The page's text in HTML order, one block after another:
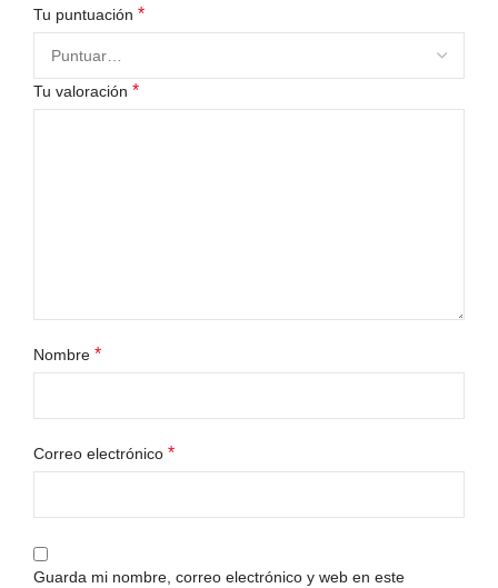
Tu puntuación *
Tu valoración *
Nombre *
Correo electrónico *
Guarda mi nombre, correo electrónico y web en este